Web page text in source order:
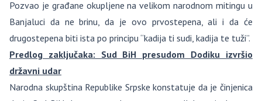
Pozvao je građane okupljene na velikom narodnom mitingu u
Banjaluci da ne brinu, da je ovo prvostepena, ali i da će
drugostepena biti ista po principu “kadija ti sudi, kadija te tuži”.
Predlog zaključaka: Sud BiH presudom Dodiku izvršio
državni udar
Narodna skupština Republike Srpske konstatuje da je činjenica